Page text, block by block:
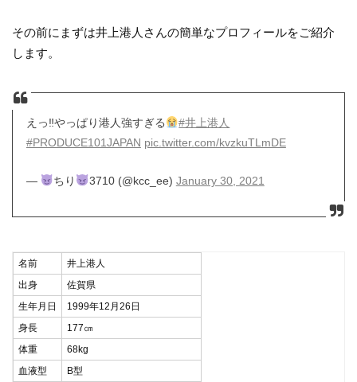
その前にまずは井上港人さんの簡単なプロフィールをご紹介
します。
えっ‼︎やっぱり港人強すぎる
#井上港人
#PRODUCE101JAPAN pic.twitter.com/kvzkuTLmDE
— ちり 3710 (@kcc_ee) January 30, 2021
名前
井上港人
出身
佐賀県
生年月日
1999年12月26日
身長
177㎝
体重
68kg
血液型
B型